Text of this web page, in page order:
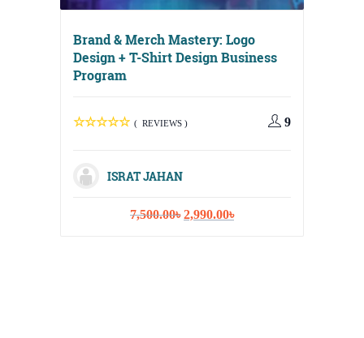
Brand & Merch Mastery: Logo
Design + T-Shirt Design Business
Program
( REVIEWS ) 9
ISRAT JAHAN
7,500.00৳ Original
2,990.00৳Current